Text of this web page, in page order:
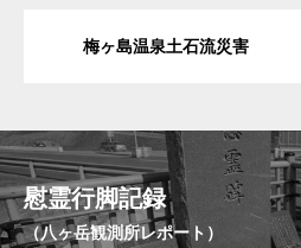
梅ヶ島温泉土石流災害
慰霊行脚記録
（八ヶ岳観測所レポート）